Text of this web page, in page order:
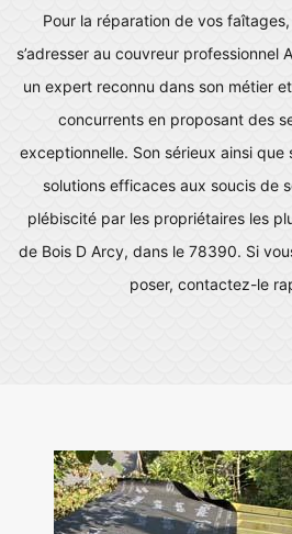
Pour la réparation de vos
s’adresser au couvreur professionnel
un expert reconnu dans son métier
concurrents en proposant des
exceptionnelle. Son sérieux ainsi
solutions efficaces aux soucis de
plébiscité par les propriétaires les
de Bois D Arcy, dans le 78390. Si
poser, contactez-le